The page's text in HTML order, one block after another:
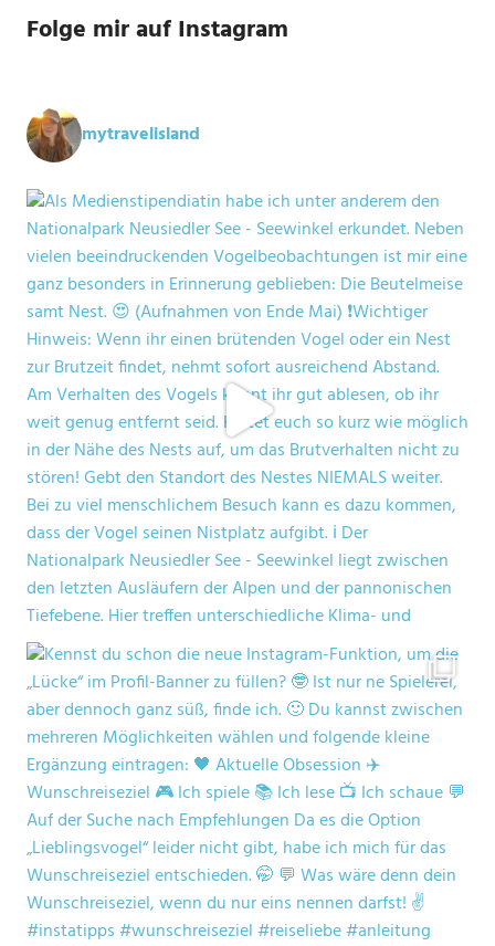
Folge mir auf Instagram
mytravelisland